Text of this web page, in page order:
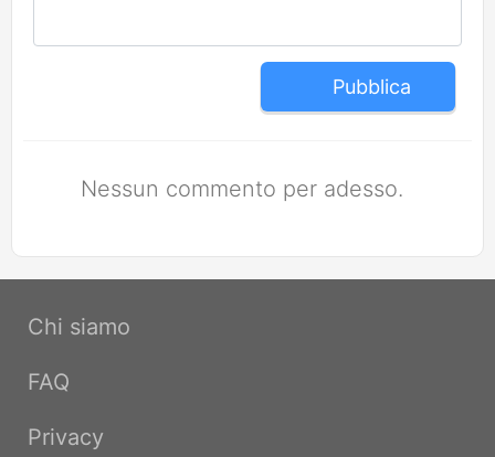
Pubblica
Nessun commento per adesso.
Chi siamo
FAQ
Privacy